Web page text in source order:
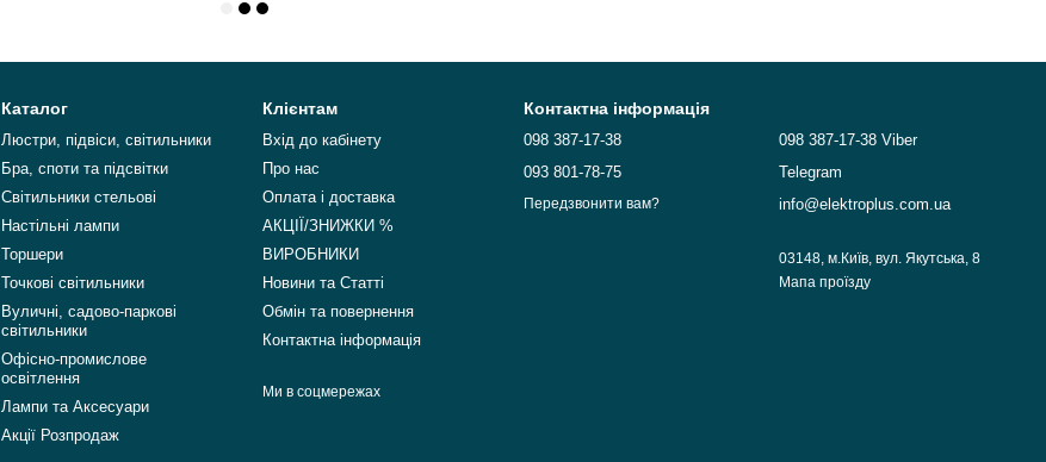
Каталог
Люстри, підвіси, світильники
Бра, споти та підсвітки
Світильники стельові
Настільні лампи
Торшери
Точкові світильники
Вуличні, садово-паркові
світильники
Офісно-промислове
освітлення
Лампи та Аксесуари
Акції Розпродаж
Клієнтам
Вхід до кабінету
Про нас
Оплата і доставка
АКЦІЇ/ЗНИЖКИ %
ВИРОБНИКИ
Новини та Статті
Обмін та повернення
Контактна інформація
Ми в соцмережах
Контактна інформація
098 387-17-38
093 801-78-75
Передзвонити вам?
098 387-17-38 Viber
Telegram
info@elektroplus.com.ua
03148, м.Київ, вул. Якутська, 8
Мапа проїзду